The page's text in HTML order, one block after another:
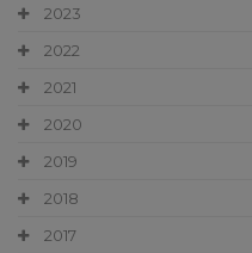
2023
2022
2021
2020
2019
2018
2017